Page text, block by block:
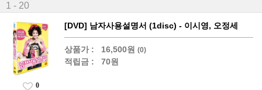
1 - 20
[DVD] 남자사용설명서 (1disc) - 이시영, 오정세
상품가 : 16,500원 (0)
적립금 : 70원
0